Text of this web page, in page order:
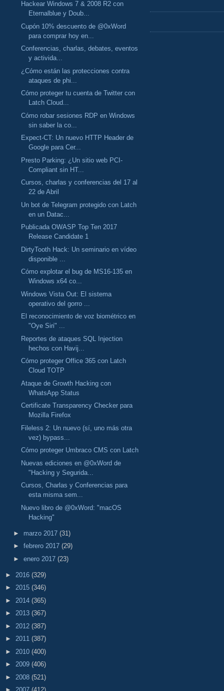
Hackear Windows 7 & 2008 R2 con
Eternalblue y Doub...
Cupón 10% descuento de @0xWord
para comprar hoy en...
Conferencias, charlas, debates, eventos
y activida...
¿Cómo están las protecciones contra
ataques de phi...
Cómo proteger tu cuenta de Twitter con
Latch Cloud...
Cómo robar sesiones RDP en Windows
sin saber la co...
Expect-CT: Un nuevo HTTP Header de
Google para Cer...
Presto Parking: ¿Un sitio web PCI-
Compliant sin HT...
Cursos, charlas y conferencias del 17 al
22 de Abril
Un bot de Telegram protegido con Latch
en un Datac...
Publicada OWASP Top Ten 2017
Release Candidate 1
DirtyTooth Hack: Un seminario en vídeo
disponible ...
Cómo explotar el bug de MS16-135 en
Windows x64 co...
Windows Vista Out: El sistema
operativo del gorro ...
El reconocimiento de voz biométrico en
"Oye Siri" ...
Reportes de ataques SQL Injection
hechos con Havij...
Cómo proteger Office 365 con Latch
Cloud TOTP
Ataque de Growth Hacking con
WhatsApp Status
Certificate Transparency Checker para
Mozilla Firefox
Fileless 2: Un nuevo (sí, uno más otra
vez) bypass...
Cómo proteger Umbraco CMS con Latch
Nuevas ediciones en @0xWord de
"Hacking y Segurida...
Cursos, Charlas y Conferencias para
esta misma sem...
Nuevo libro de @0xWord: "macOS
Hacking"
► marzo 2017 (31)
► febrero 2017 (29)
► enero 2017 (23)
► 2016 (329)
► 2015 (346)
► 2014 (365)
► 2013 (367)
► 2012 (387)
► 2011 (387)
► 2010 (400)
► 2009 (406)
► 2008 (521)